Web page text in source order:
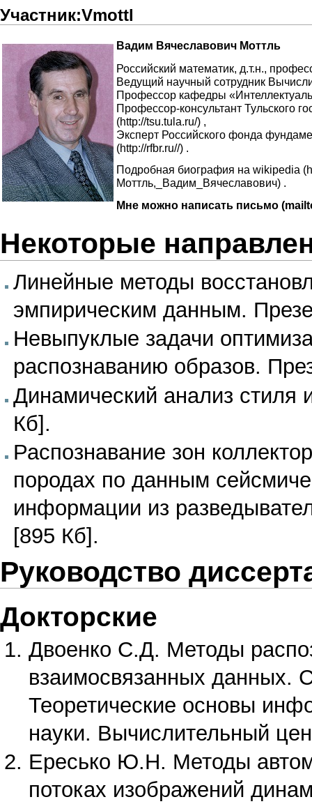
Участник:Vmottl
Вадим Вячеславович Моттль
Российский математик, д.т.н.,
Ведущий научный сотрудник
Профессор кафедры «
Профессор-консультант Тульского
Эксперт Российского фонда
Подробная биография на wikipedia
.
Мне можно написать письмо
Некоторые
Линейные методы
эмпирическим данным.
Невыпуклые задачи
распознаванию образов.
Динамический анализ стиля
Кб].
Распознавание зон
породах по данным
информации из
[895 Кб] .
Руководство
Докторские
Двоенко С.Д. Методы
взаимосвязанных данных.
Теоретические основы
науки. Вычислительный
Ересько Ю.Н. Методы
потоках изображений